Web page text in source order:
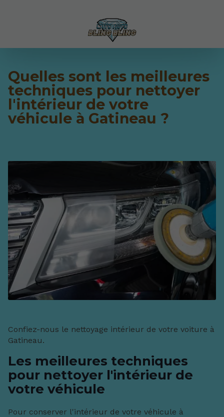
Quelles sont les meilleures
techniques pour nettoyer
l'intérieur de votre
véhicule à Gatineau ?
Confiez-nous le nettoyage intérieur de votre voiture à
Gatineau.
Les meilleures techniques
pour nettoyer l'intérieur de
votre véhicule
Pour conserver l'intérieur de votre véhicule à